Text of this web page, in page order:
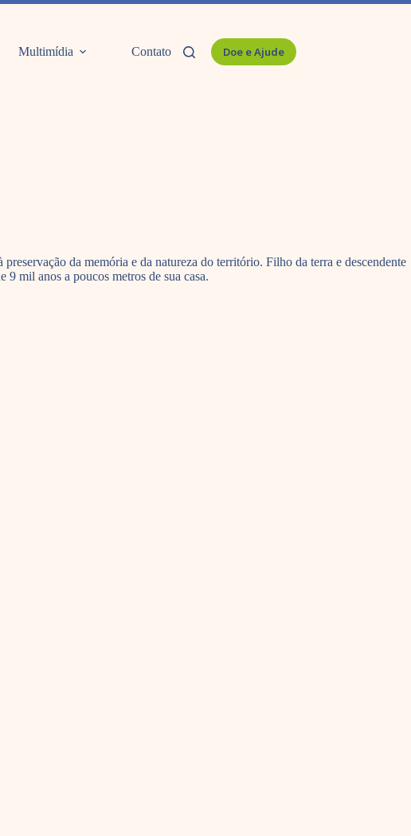
Multimídia Contato Doe e Ajude
da memória e da natureza do território. Filho da terra e descendente
mil anos a poucos metros de sua casa.